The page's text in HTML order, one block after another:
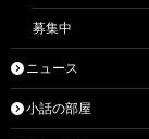
募集中
ニュース
小話の部屋